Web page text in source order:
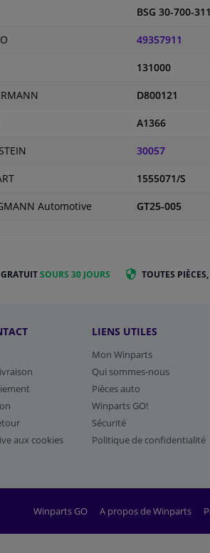
BSG 30-700-311
49357911
131000
D800121
A1366
30057
1555071/S
Automotive GT25-005
SOURS 30 JOURS TOUTES
aux cookies
LIENS UTILES
Mon Winparts
Qui sommes-nous
Pièces auto
Winparts GO!
Sécurité
Politique de confidentialité
Winparts GO A propos de Winparts